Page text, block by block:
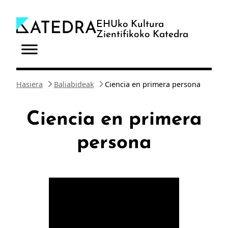
edukira
EHUko Kultura
Zientifikoko Katedra
Hasiera Baliabideak Ciencia en primera persona
Ciencia en primera
persona